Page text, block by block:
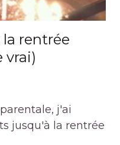
rentrée
vrai)
j'ai
jusqu'à la rentrée